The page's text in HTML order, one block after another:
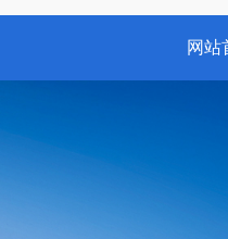
网站